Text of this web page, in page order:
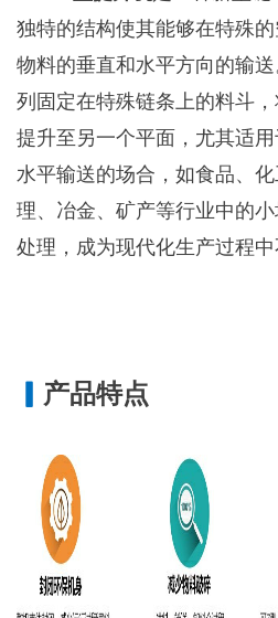
独特的结构使其能够在特殊
物料的垂直和水平方向的输
列固定在特殊链条上的料斗
提升至另一个平面，尤其适
水平输送的场合，如食品、
理、冶金、矿产等行业中的
处理，成为现代化生产过程中
产品特点